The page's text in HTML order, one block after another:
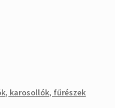
karosollók, fűrészek